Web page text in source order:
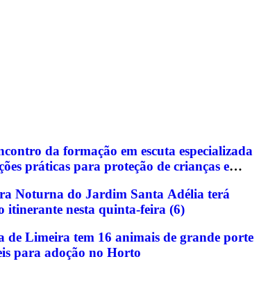
da formação em escuta especializada
práticas para proteção de crianças e
Noturna do Jardim Santa Adélia terá
itinerante nesta quinta-feira (6)
de Limeira tem 16 animais de grande porte
para adoção no Horto